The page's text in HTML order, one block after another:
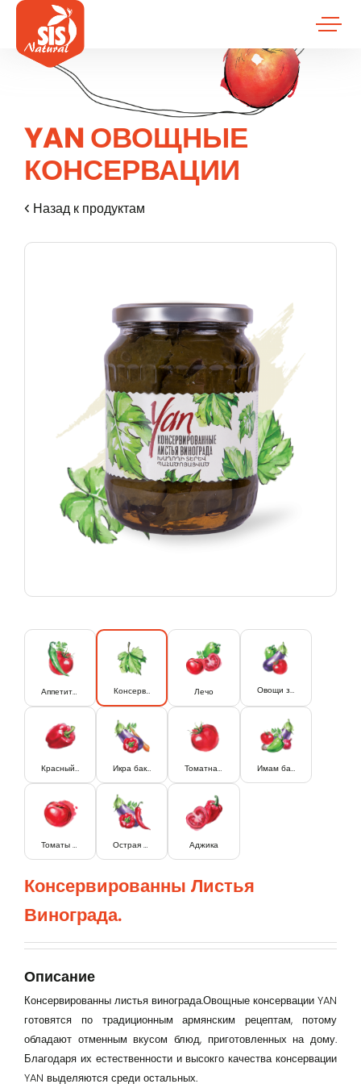
Вход
Password
YAN ОВОЩНЫЕ
КОНСЕРВАЦИИ
Назад к продуктам
Аппетитка Консервированны листья винограда. Лечо Овощи запеченные
Красный перец Икра баклажання Томатная паста Имам баялды
Томаты в собственном соку Острая икра баклажанная Аджика
Консервированны Листья
Винограда.
Описание
Консервированны листья винограда.Овощные консервации YAN
готовятся по традиционным армянским рецептам, потому
обладают отменным вкусом блюд, приготовленных на дому.
Благодаря их естественности и высокго качества консервации
YAN выделяются среди остальных.